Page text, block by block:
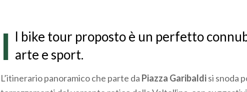
I l bike tour proposto è un perfetto
arte e sport.
L’itinerario panoramico che parte da Piazza Garibaldisi snoda